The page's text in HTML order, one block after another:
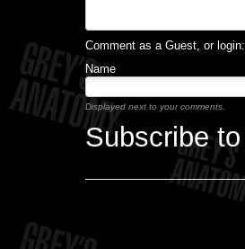
Comment as a Guest, or login:
Name
Displayed next to your comments.
Subscribe to